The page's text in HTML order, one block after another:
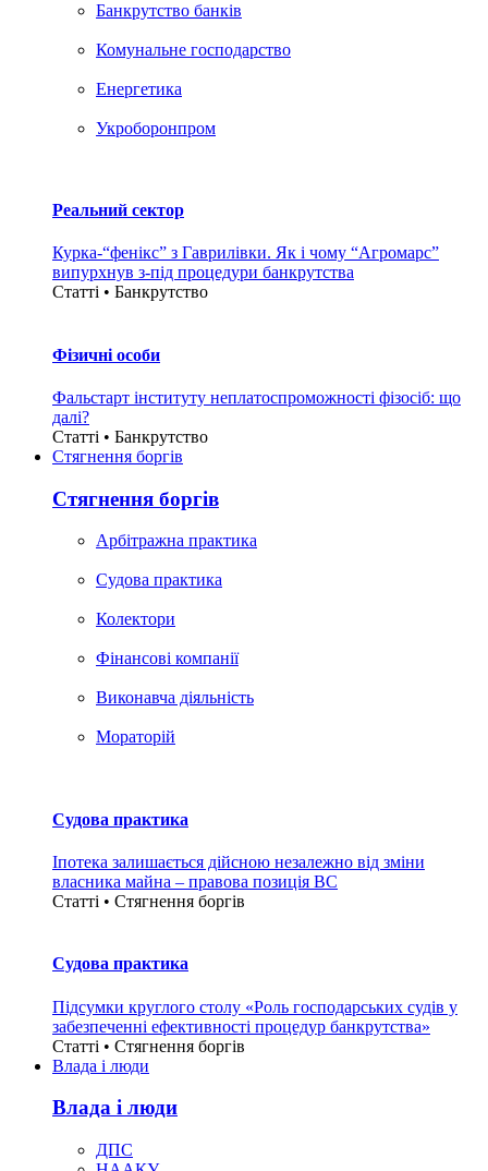
Банкрутство банків
Комунальне господарство
Енергетика
Укроборонпром
Реальний сектор
Курка-“фенікс” з Гаврилівки. Як і чому “Агромарс”
випурхнув з-під процедури банкрутства
Статті • Банкрутство
Фізичні особи
Фальстарт інституту неплатоспроможності фізосіб: що
далі?
Статті • Банкрутство
Стягнення боргiв
Стягнення боргiв
Арбітражна практика
Судова практика
Колектори
Фінансові компанії
Виконавча діяльність
Мораторій
Судова практика
Іпотека залишається дійсною незалежно від зміни
власника майна – правова позиція ВС
Статті • Стягнення боргiв
Судова практика
Підсумки круглого столу «Роль господарських судів у
забезпеченні ефективності процедур банкрутства»
Статті • Стягнення боргiв
Влада i люди
Влада i люди
ДПС